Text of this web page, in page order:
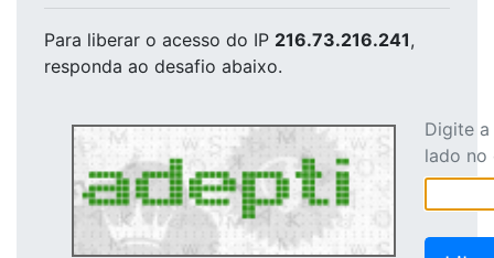
Para liberar o acesso do IP 216.73.216.241,
responda ao desafio abaixo.
Digite
lado no